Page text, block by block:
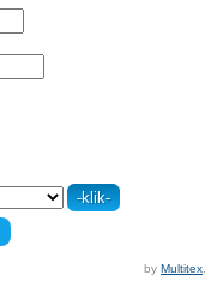
by Multitex